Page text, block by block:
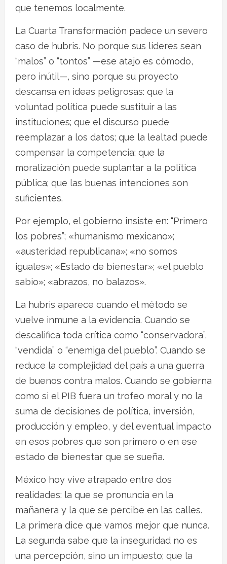
que tenemos localmente.
La Cuarta Transformación padece un severo
caso de hubris. No porque sus líderes sean
“malos” o “tontos” —ese atajo es cómodo,
pero inútil—, sino porque su proyecto
descansa en ideas peligrosas: que la
voluntad política puede sustituir a las
instituciones; que el discurso puede
reemplazar a los datos; que la lealtad puede
compensar la competencia; que la
moralización puede suplantar a la política
pública; que las buenas intenciones son
suficientes.
Por ejemplo, el gobierno insiste en: “Primero
los pobres”; «humanismo mexicano»;
«austeridad republicana»; «no somos
iguales»; «Estado de bienestar»; «el pueblo
sabio»; «abrazos, no balazos».
La hubris aparece cuando el método se
vuelve inmune a la evidencia. Cuando se
descalifica toda crítica como “conservadora”,
“vendida” o “enemiga del pueblo”. Cuando se
reduce la complejidad del país a una guerra
de buenos contra malos. Cuando se gobierna
como si el PIB fuera un trofeo moral y no la
suma de decisiones de política, inversión,
producción y empleo, y del eventual impacto
en esos pobres que son primero o en ese
estado de bienestar que se sueña.
México hoy vive atrapado entre dos
realidades: la que se pronuncia en la
mañanera y la que se percibe en las calles.
La primera dice que vamos mejor que nunca.
La segunda sabe que la inseguridad no es
una percepción, sino un impuesto; que la